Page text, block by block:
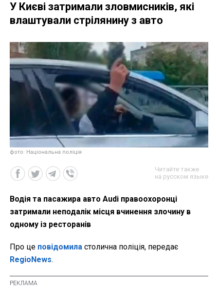
У Києві затримали зловмисників, які
влаштували стрілянину з авто
фото: Національна поліція
Читайте также
на русском языке
Водія та пасажира авто Audi правоохоронці
затримали неподалік місця вчинення злочину в
одному із ресторанів
Про це повідомила столична поліція, передає
RegioNews.